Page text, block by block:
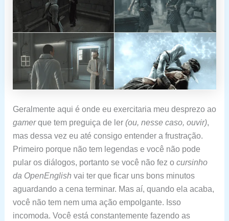
Geralmente aqui é onde eu exercitaria meu desprezo ao
gamerque tem preguiça de ler (ou, nesse caso, ouvir),
mas dessa vez eu até consigo entender a frustração.
Primeiro porque não tem legendas e você não pode
pular os diálogos, portanto se você não fez o cursinho
da OpenEnglish vai ter que ficar uns bons minutos
aguardando a cena terminar. Mas aí, quando ela acaba,
você não tem nem uma ação empolgante. Isso
incomoda. Você está constantemente fazendo as